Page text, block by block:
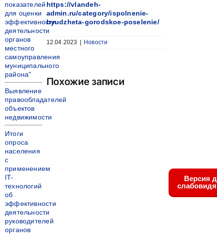
https://vlandeh-
admin.ru/category/ispolnenie-
byudzheta-gorodskoe-poselenie/
12.04.2023 Новости
Похожие записи
показателей
для оценки
эффективности
деятельности
органов
местного
самоуправления
муниципального
района"
Выявление
правообладателей
объектов
недвижимости
Итоги
опроса
населения
с
применением
IT-
технологий
об
эффективности
деятельности
руководителей
органов
Версия